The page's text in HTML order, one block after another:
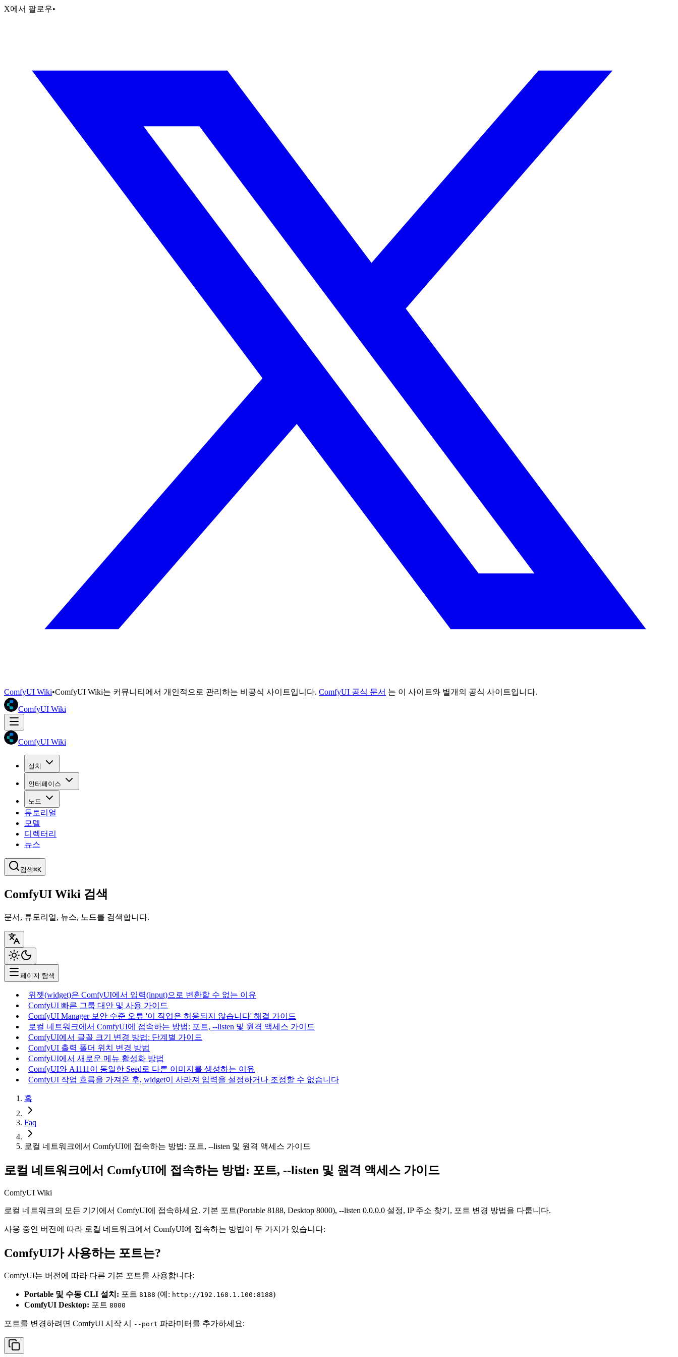
X에서 팔로우•
ComfyUI Wiki•ComfyUI Wiki는 커뮤니티에서 개인적으로 관리하는 비공식 사이트입니다. ComfyUI 공식 문서 는 이 사이트와 별개의 공식 사이트입니다.
ComfyUI Wiki
ComfyUI Wiki
설치
인터페이스
노드
튜토리얼
모델
디렉터리
뉴스
검색⌘K
ComfyUI Wiki 검색
문서, 튜토리얼, 뉴스, 노드를 검색합니다.
페이지 탐색
위젯(widget)은 ComfyUI에서 입력(input)으로 변환할 수 없는 이유
ComfyUI 빠른 그룹 대안 및 사용 가이드
ComfyUI Manager 보안 수준 오류 '이 작업은 허용되지 않습니다' 해결 가이드
로컬 네트워크에서 ComfyUI에 접속하는 방법: 포트, --listen 및 원격 액세스 가이드
ComfyUI에서 글꼴 크기 변경 방법: 단계별 가이드
ComfyUI 출력 폴더 위치 변경 방법
ComfyUI에서 새로운 메뉴 활성화 방법
ComfyUI와 A1111이 동일한 Seed로 다른 이미지를 생성하는 이유
ComfyUI 작업 흐름을 가져온 후, widget이 사라져 입력을 설정하거나 조정할 수 없습니다
홈
Faq
로컬 네트워크에서 ComfyUI에 접속하는 방법: 포트, --listen 및 원격 액세스 가이드
로컬 네트워크에서 ComfyUI에 접속하는 방법: 포트, --listen 및 원격 액세스 가이드
ComfyUI Wiki
로컬 네트워크의 모든 기기에서 ComfyUI에 접속하세요. 기본 포트(Portable 8188, Desktop 8000), --listen 0.0.0.0 설정, IP 주소 찾기, 포트 변경 방법을 다룹니다.
사용 중인 버전에 따라 로컬 네트워크에서 ComfyUI에 접속하는 방법이 두 가지가 있습니다:
ComfyUI가 사용하는 포트는?
ComfyUI는 버전에 따라 다른 기본 포트를 사용합니다:
Portable 및 수동 CLI 설치: 포트 8188 (예: http://192.168.1.100:8188)
ComfyUI Desktop: 포트 8000
포트를 변경하려면 ComfyUI 시작 시 --port 파라미터를 추가하세요: